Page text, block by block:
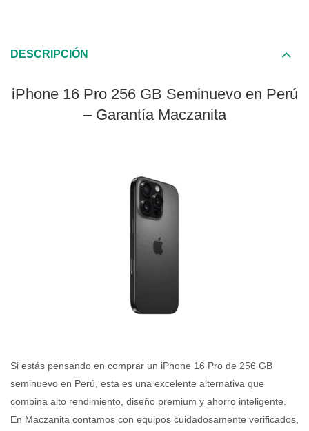
DESCRIPCIÓN
iPhone 16 Pro 256 GB Seminuevo en Perú
– Garantía Maczanita
Si estás pensando en comprar un iPhone 16 Pro de 256 GB
seminuevo en Perú, esta es una excelente alternativa que
combina alto rendimiento, diseño premium y ahorro inteligente.
En Maczanita contamos con equipos cuidadosamente verificados,